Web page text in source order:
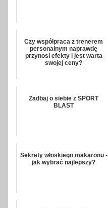
Czy współpraca z trenerem
personalnym naprawdę
przynosi efekty i jest warta
swojej ceny?
Zadbaj o siebie z SPORT
BLAST
Sekrety włoskiego makaronu -
jak wybrać najlepszy?